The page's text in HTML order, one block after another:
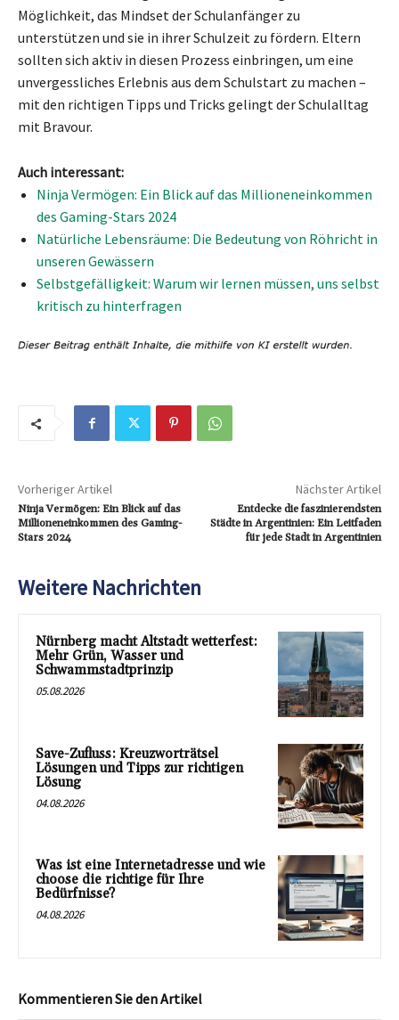
Möglichkeit, das Mindset der Schulanfänger zu
unterstützen und sie in ihrer Schulzeit zu fördern. Eltern
sollten sich aktiv in diesen Prozess einbringen, um eine
unvergessliches Erlebnis aus dem Schulstart zu machen –
mit den richtigen Tipps und Tricks gelingt der Schulalltag
mit Bravour.
Auch interessant:
Ninja Vermögen: Ein Blick auf das Millioneneinkommen
des Gaming-Stars 2024
Natürliche Lebensräume: Die Bedeutung von Röhricht in
unseren Gewässern
Selbstgefälligkeit: Warum wir lernen müssen, uns selbst
kritisch zu hinterfragen
Vorheriger Artikel
Ninja Vermögen: Ein Blick auf das
Millioneneinkommen des Gaming-
Stars 2024
Nächster Artikel
Entdecke die faszinierendsten
Städte in Argentinien: Ein Leitfaden
für jede Stadt in Argentinien
Weitere Nachrichten
Nürnberg macht Altstadt wetterfest:
Mehr Grün, Wasser und
Schwammstadtprinzip
05.08.2026
Save-Zufluss: Kreuzworträtsel
Lösungen und Tipps zur richtigen
Lösung
04.08.2026
Was ist eine Internetadresse und wie
choose die richtige für Ihre
Bedürfnisse?
04.08.2026
Kommentieren Sie den Artikel